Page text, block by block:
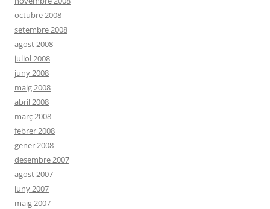
octubre 2008
setembre 2008
agost 2008
juliol 2008
juny 2008
maig 2008
abril 2008
març 2008
febrer 2008
gener 2008
desembre 2007
agost 2007
juny 2007
maig 2007